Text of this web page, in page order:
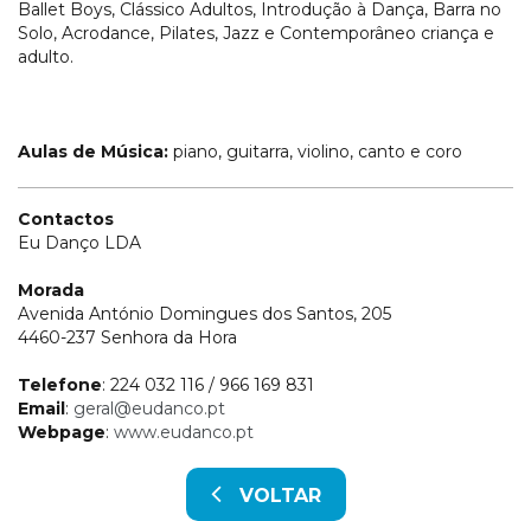
Ballet Boys, Clássico Adultos, Introdução à Dança, Barra no
Solo, Acrodance, Pilates, Jazz e Contemporâneo criança e
adulto.
Aulas de Música: piano, guitarra, violino, canto e coro
Contactos
Eu Danço LDA
Morada
Avenida António Domingues dos Santos, 205
4460-237 Senhora da Hora
Telefone: 224 032 116 / 966 169 831
Email: geral@eudanco.pt
Webpage: www.eudanco.pt
VOLTAR